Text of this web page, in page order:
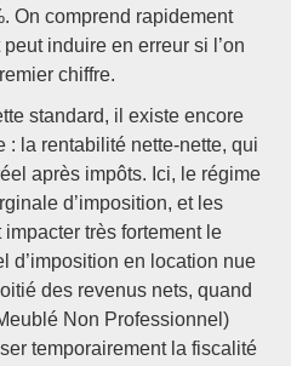
On comprend rapidement
induire en erreur si l’on
chiffre.
standard, il existe encore
: la rentabilité nette-nette, qui
après impôts. Ici, le régime
d’imposition, et les
très fortement le
d’imposition en location nue
des revenus nets, quand
Non Professionnel)
temporairement la fiscalité